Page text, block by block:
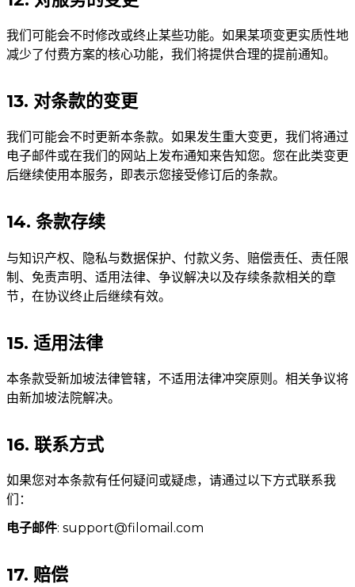
我们可能会不时修改或终止某些功能。如果某项变更实质性地
减少了付费方案的核心功能，我们将提供合理的提前通知。
13. 对条款的变更
我们可能会不时更新本条款。如果发生重大变更，我们将通过
电子邮件或在我们的网站上发布通知来告知您。您在此类变更
后继续使用本服务，即表示您接受修订后的条款。
14. 条款存续
与知识产权、隐私与数据保护、付款义务、赔偿责任、责任限
制、免责声明、适用法律、争议解决以及存续条款相关的章
节，在协议终止后继续有效。
15. 适用法律
本条款受新加坡法律管辖，不适用法律冲突原则。相关争议将
由新加坡法院解决。
16. 联系方式
如果您对本条款有任何疑问或疑虑，请通过以下方式联系我
们：
电子邮件: support@filomail.com
17. 赔偿